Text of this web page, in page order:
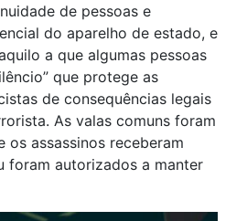
de pessoas e
do aparelho de estado, e
a que algumas pessoas
que protege as
de consequências legais
As valas comuns foram
os assassinos receberam
foram autorizados a manter